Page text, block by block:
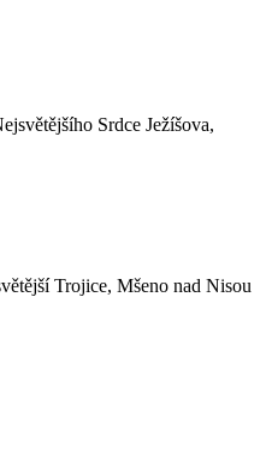
Srdce Ježíšova,
Trojice, Mšeno nad Nisou